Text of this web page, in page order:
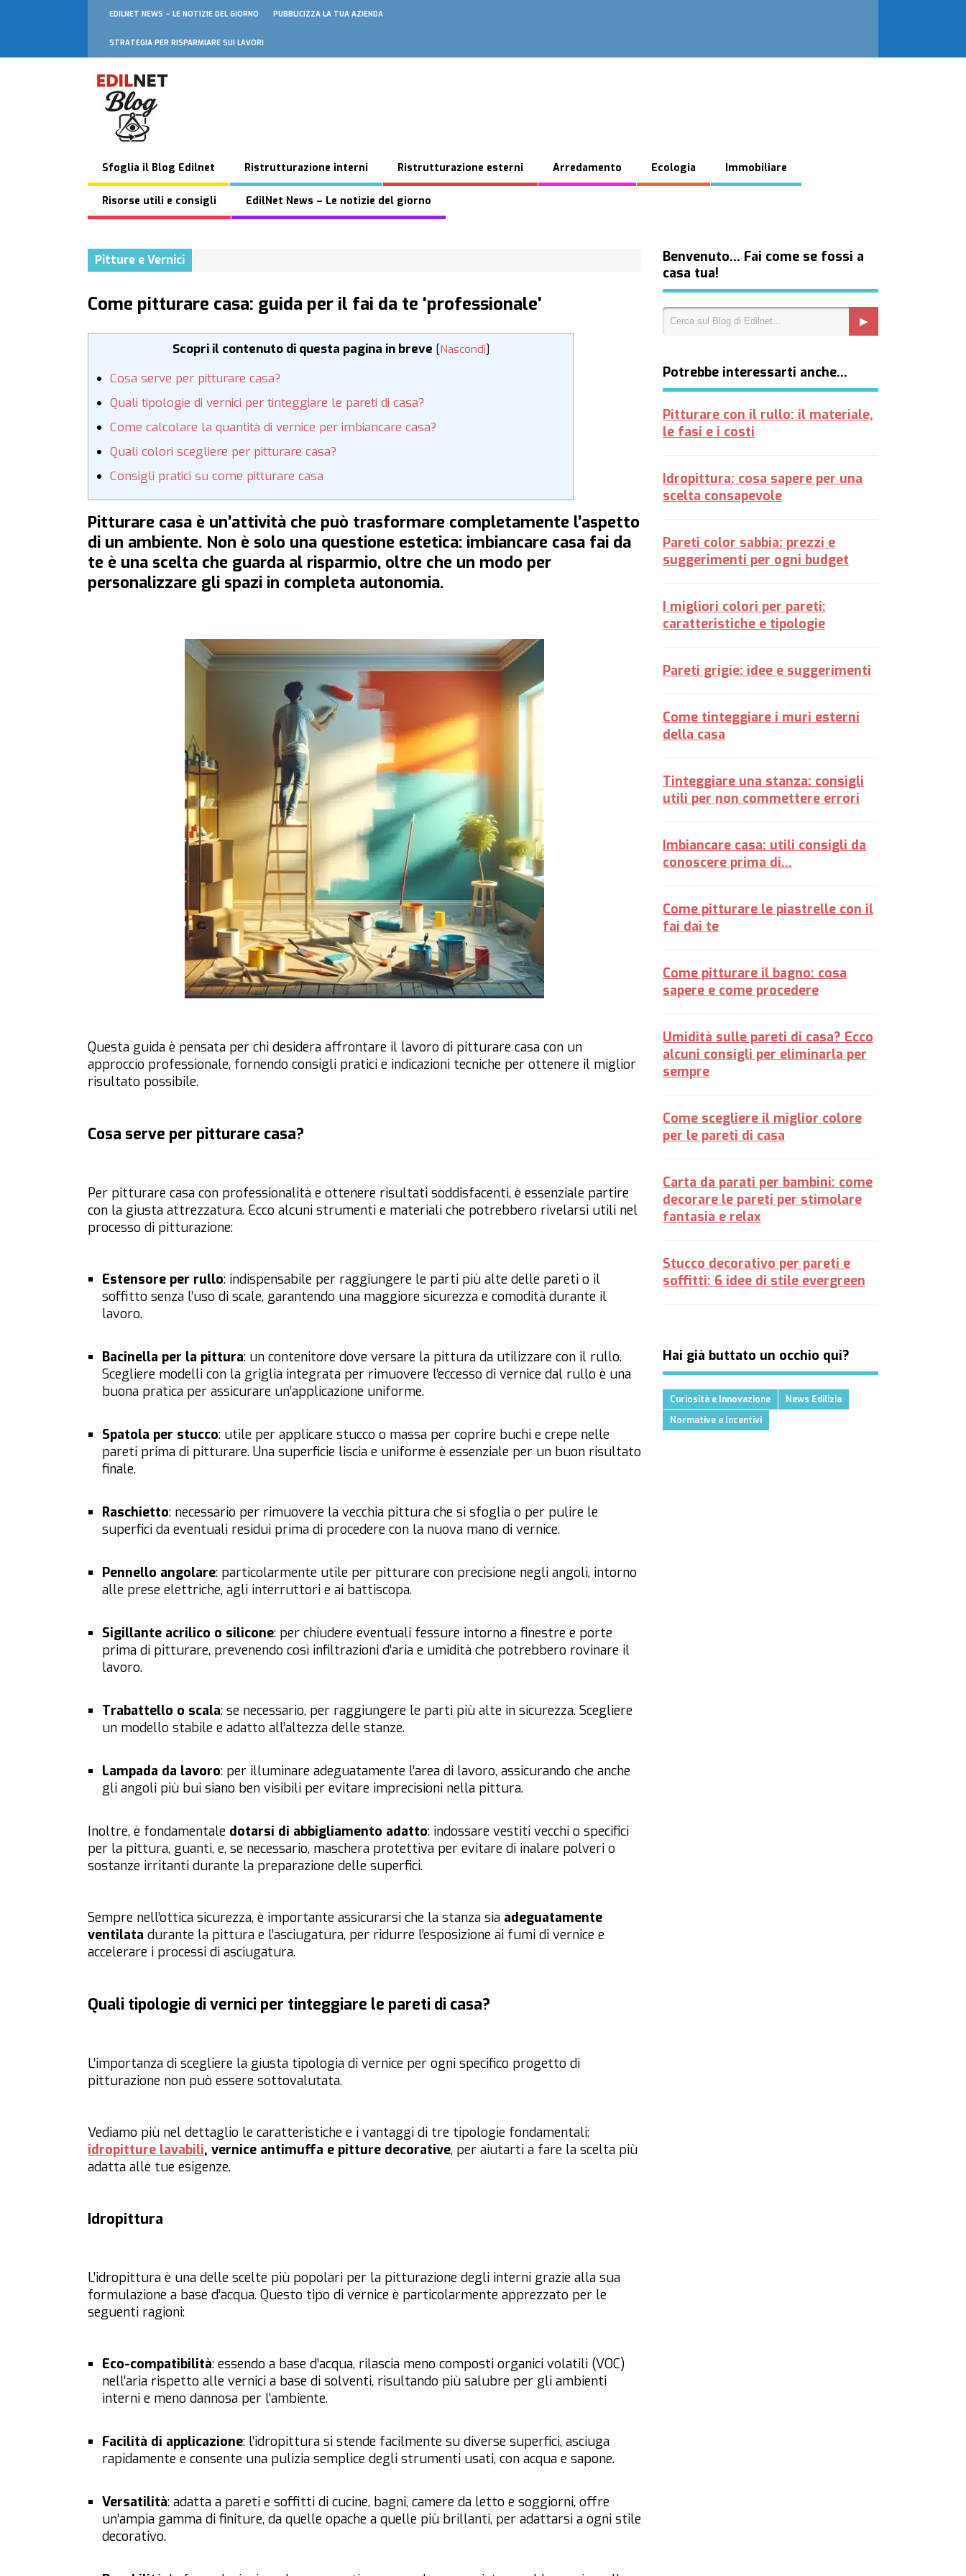
EDILNET NEWS – LE NOTIZIE DEL GIORNO PUBBLICIZZA LA TUA AZIENDA
STRATEGIA PER RISPARMIARE SUI LAVORI
Sfoglia il Blog Edilnet Ristrutturazione interni Ristrutturazione esterni Arredamento Ecologia Immobiliare
Risorse utili e consigli EdilNet News – Le notizie del giorno
Pitture e Vernici
Come pitturare casa: guida per il fai da te ‘professionale’
Scopri il contenuto di questa pagina in breve [Nascondi]
Cosa serve per pitturare casa?
Quali tipologie di vernici per tinteggiare le pareti di casa?
Come calcolare la quantità di vernice per imbiancare casa?
Quali colori scegliere per pitturare casa?
Consigli pratici su come pitturare casa
Pitturare casa è un’attività che può trasformare completamente l’aspetto
di un ambiente. Non è solo una questione estetica: imbiancare casa fai da
te è una scelta che guarda al risparmio, oltre che un modo per
personalizzare gli spazi in completa autonomia.
Questa guida è pensata per chi desidera affrontare il lavoro di pitturare casa con un
approccio professionale, fornendo consigli pratici e indicazioni tecniche per ottenere il miglior
risultato possibile.
Cosa serve per pitturare casa?
Per pitturare casa con professionalità e ottenere risultati soddisfacenti, è essenziale partire
con la giusta attrezzatura. Ecco alcuni strumenti e materiali che potrebbero rivelarsi utili nel
processo di pitturazione:
Estensore per rullo: indispensabile per raggiungere le parti più alte delle pareti o il
soffitto senza l’uso di scale, garantendo una maggiore sicurezza e comodità durante il
lavoro.
Bacinella per la pittura: un contenitore dove versare la pittura da utilizzare con il rullo.
Scegliere modelli con la griglia integrata per rimuovere l’eccesso di vernice dal rullo è una
buona pratica per assicurare un’applicazione uniforme.
Spatola per stucco: utile per applicare stucco o massa per coprire buchi e crepe nelle
pareti prima di pitturare. Una superficie liscia e uniforme è essenziale per un buon risultato
finale.
Raschietto: necessario per rimuovere la vecchia pittura che si sfoglia o per pulire le
superfici da eventuali residui prima di procedere con la nuova mano di vernice.
Pennello angolare: particolarmente utile per pitturare con precisione negli angoli, intorno
alle prese elettriche, agli interruttori e ai battiscopa.
Sigillante acrilico o silicone: per chiudere eventuali fessure intorno a finestre e porte
prima di pitturare, prevenendo così infiltrazioni d’aria e umidità che potrebbero rovinare il
lavoro.
Trabattello o scala: se necessario, per raggiungere le parti più alte in sicurezza. Scegliere
un modello stabile e adatto all’altezza delle stanze.
Lampada da lavoro: per illuminare adeguatamente l’area di lavoro, assicurando che anche
gli angoli più bui siano ben visibili per evitare imprecisioni nella pittura.
Inoltre, è fondamentale dotarsi di abbigliamento adatto: indossare vestiti vecchi o specifici
per la pittura, guanti, e, se necessario, maschera protettiva per evitare di inalare polveri o
sostanze irritanti durante la preparazione delle superfici.
Sempre nell’ottica sicurezza, è importante assicurarsi che la stanza sia adeguatamente
ventilata durante la pittura e l’asciugatura, per ridurre l’esposizione ai fumi di vernice e
accelerare i processi di asciugatura.
Quali tipologie di vernici per tinteggiare le pareti di casa?
L’importanza di scegliere la giusta tipologia di vernice per ogni specifico progetto di
pitturazione non può essere sottovalutata.
Vediamo più nel dettaglio le caratteristiche e i vantaggi di tre tipologie fondamentali:
idropitture lavabili, vernice antimuffa e pitture decorative, per aiutarti a fare la scelta più
adatta alle tue esigenze.
Idropittura
L’idropittura è una delle scelte più popolari per la pitturazione degli interni grazie alla sua
formulazione a base d’acqua. Questo tipo di vernice è particolarmente apprezzato per le
seguenti ragioni:
Eco-compatibilità: essendo a base d’acqua, rilascia meno composti organici volatili (VOC)
nell’aria rispetto alle vernici a base di solventi, risultando più salubre per gli ambienti
interni e meno dannosa per l’ambiente.
Facilità di applicazione: l’idropittura si stende facilmente su diverse superfici, asciuga
rapidamente e consente una pulizia semplice degli strumenti usati, con acqua e sapone.
Versatilità: adatta a pareti e soffitti di cucine, bagni, camere da letto e soggiorni, offre
un’ampia gamma di finiture, da quelle opache a quelle più brillanti, per adattarsi a ogni stile
decorativo.
Benvenuto… Fai come se fossi a
casa tua!
Potrebbe interessarti anche…
Pitturare con il rullo: il materiale,
le fasi e i costi
Idropittura: cosa sapere per una
scelta consapevole
Pareti color sabbia: prezzi e
suggerimenti per ogni budget
I migliori colori per pareti:
caratteristiche e tipologie
Pareti grigie: idee e suggerimenti
Come tinteggiare i muri esterni
della casa
Tinteggiare una stanza: consigli
utili per non commettere errori
Imbiancare casa: utili consigli da
conoscere prima di...
Come pitturare le piastrelle con il
fai dai te
Come pitturare il bagno: cosa
sapere e come procedere
Umidità sulle pareti di casa? Ecco
alcuni consigli per eliminarla per
sempre
Come scegliere il miglior colore
per le pareti di casa
Carta da parati per bambini: come
decorare le pareti per stimolare
fantasia e relax
Stucco decorativo per pareti e
soffitti: 6 idee di stile evergreen
Hai già buttato un occhio qui?
Curiosità e Innovazione
News Edilizia
Normative e Incentivi